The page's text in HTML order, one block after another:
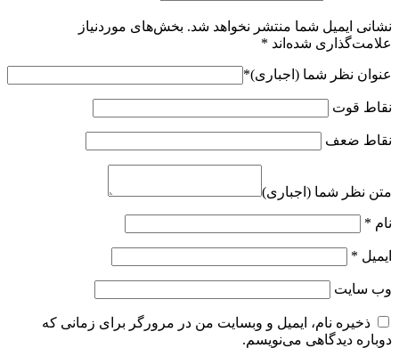
نشانی ایمیل شما منتشر نخواهد شد. بخش‌های موردنیاز
علامت‌گذاری شده‌اند *
عنوان نظر شما (اجباری)*
نقاط قوت
نقاط ضعف
متن نظر شما (اجباری)
نام *
ایمیل *
وب‌ سایت
ذخیره نام، ایمیل و وبسایت من در مرورگر برای زمانی که
دوباره دیدگاهی می‌نویسم.